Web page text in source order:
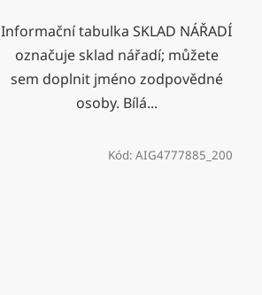
Informační tabulka SKLAD NÁŘADÍ
označuje sklad nářadí; můžete
sem doplnit jméno zodpovědné
osoby. Bílá...
Kód: AIG4777885_200